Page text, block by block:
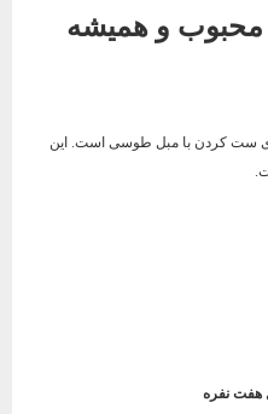
و همیشه
ست کردن با مبل طوسی است. این
نفره